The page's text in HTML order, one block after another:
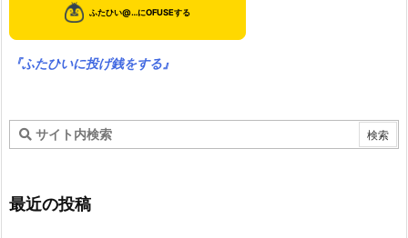
『ふたひいに投げ銭をする』
最近の投稿